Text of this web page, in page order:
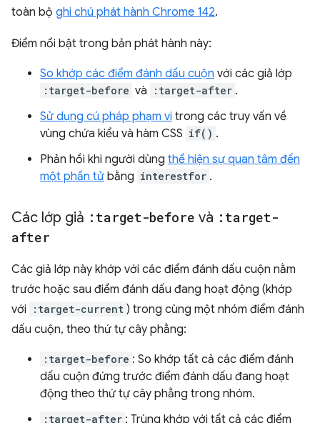
toàn bộ ghi chú phát hành Chrome 142.
Điểm nổi bật trong bản phát hành này:
So khớp các điểm đánh dấu cuộn với các giả lớp
:target-before và :target-after .
Sử dụng cú pháp phạm vi trong các truy vấn về
vùng chứa kiểu và hàm CSS if() .
Phản hồi khi người dùng thể hiện sự quan tâm đến
một phần tử bằng interestfor .
Các lớp giả :target-before và :target-
after
Các giả lớp này khớp với các điểm đánh dấu cuộn nằm
trước hoặc sau điểm đánh dấu đang hoạt động (khớp
với
:target-current ) trong cùng một nhóm điểm đánh
dấu cuộn, theo thứ tự cây phẳng:
:target-before : So khớp tất cả các điểm đánh
dấu cuộn đứng trước điểm đánh dấu đang hoạt
động theo thứ tự cây phẳng trong nhóm.
:target-after : Trùng khớp với tất cả các điểm